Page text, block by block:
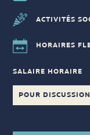
ACTIVITÉS
HORAIRES
POUR
SALAIRE HORAIRE